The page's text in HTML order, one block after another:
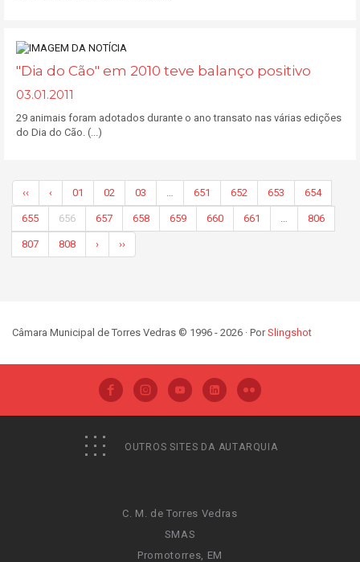
"Dia do Cão" em 2010 teve balanço positivo
03.01.2011
29 animais foram adotados durante o ano transato nas várias edições
do Dia do Cão. (...)
‹‹ ‹ 01 02 03 651 652 653 654
655 656 657 658 659 660 661 806
807 808 › ››
Câmara Municipal de Torres Vedras © 1996 - 2026 · PorSlingshot
OUTROS SITES DA AUTARQUIA
C. M. de Torres Vedras
SMAS
Promotorres, EM